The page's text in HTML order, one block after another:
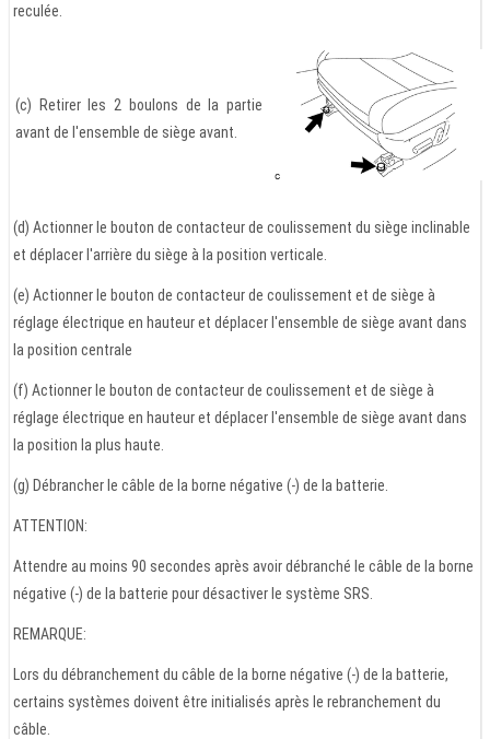
reculée.
(c) Retirer les 2 boulons de la partie
avant de l'ensemble de siège avant.
(d) Actionner le bouton de contacteur de coulissement du siège inclinable
et déplacer l'arrière du siège à la position verticale.
(e) Actionner le bouton de contacteur de coulissement et de siège à
réglage électrique en hauteur et déplacer l'ensemble de siège avant dans
la position centrale
(f) Actionner le bouton de contacteur de coulissement et de siège à
réglage électrique en hauteur et déplacer l'ensemble de siège avant dans
la position la plus haute.
(g) Débrancher le câble de la borne négative (-) de la batterie.
ATTENTION:
Attendre au moins 90 secondes après avoir débranché le câble de la borne
négative (-) de la batterie pour désactiver le système SRS.
REMARQUE:
Lors du débranchement du câble de la borne négative (-) de la batterie,
certains systèmes doivent être initialisés après le rebranchement du
câble.